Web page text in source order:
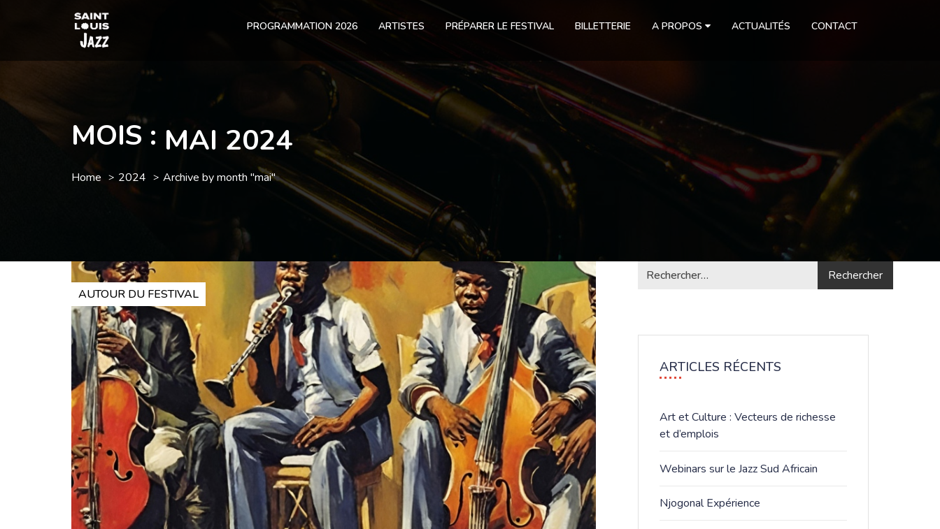
PROGRAMMATION 2026 ARTISTES PRÉPARER LE FESTIVAL BILLETTERIE A PROPOS ACTUALITÉS CONTACT
MOIS : MAI 2024
Home 2024 Archive by month "mai"
AUTOUR DU FESTIVAL
ARTICLES RÉCENTS
Art et Culture : Vecteurs de richesse
et d’emplois
Webinars sur le Jazz Sud Africain
Njogonal Expérience